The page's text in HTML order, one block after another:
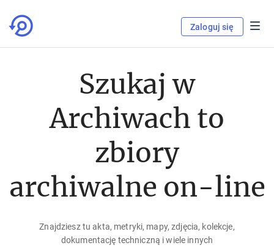
Zaloguj się
Szukaj w
Archiwach to
zbiory
archiwalne on-line
Znajdziesz tu akta, metryki, mapy, zdjęcia, kolekcje,
dokumentację techniczną i wiele innych